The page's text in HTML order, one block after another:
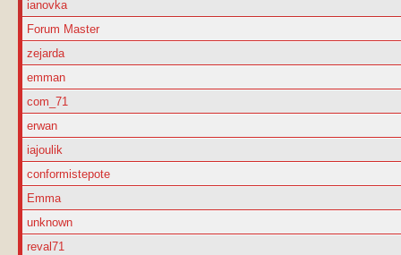
ianovka
Forum Master
zejarda
emman
com_71
erwan
iajoulik
conformistepote
Emma
unknown
reval71